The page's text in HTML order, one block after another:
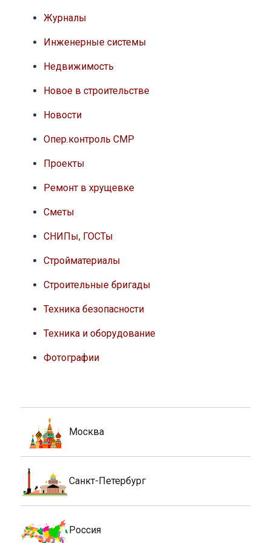
Журналы
Инженерные системы
Недвижимость
Новое в строительстве
Новости
Опер.контроль СМР
Проекты
Ремонт в хрущевке
Сметы
СНИПы, ГОСТы
Стройматериалы
Строительные бригады
Техника безопасности
Техника и оборудование
Фотографии
Москва
Санкт-Петербург
Россия